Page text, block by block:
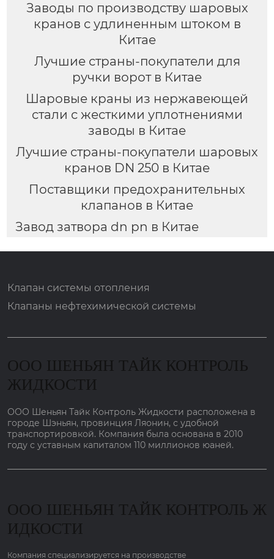
Заводы по производству шаровых
кранов с удлиненным штоком в
Китае
Лучшие страны-покупатели для
ручки ворот в Китае
Шаровые краны из нержавеющей
стали с жесткими уплотнениями
заводы в Китае
Лучшие страны-покупатели шаровых
кранов DN 250 в Китае
Поставщики предохранительных
клапанов в Китае
Завод затвора dn pn в Китае
Клапан системы отопления
Клапаны нефтехимической системы
ООО ШЕНЬЯН ТАЙК КОНТРОЛЬ
ЖИДКОСТИ
ООО Шеньян Тайк Контроль Жидкости расположена в
городе Шэньян, провинция Ляонин, с удобной
транспортировкой. Компания была основана в 2010
году с уставным капиталом 110 миллионов юаней.
ООО ШЕНЬЯН ТАЙК КОНТРОЛЬ Ж
ИДКОСТИ
Компания специализируется на производстве